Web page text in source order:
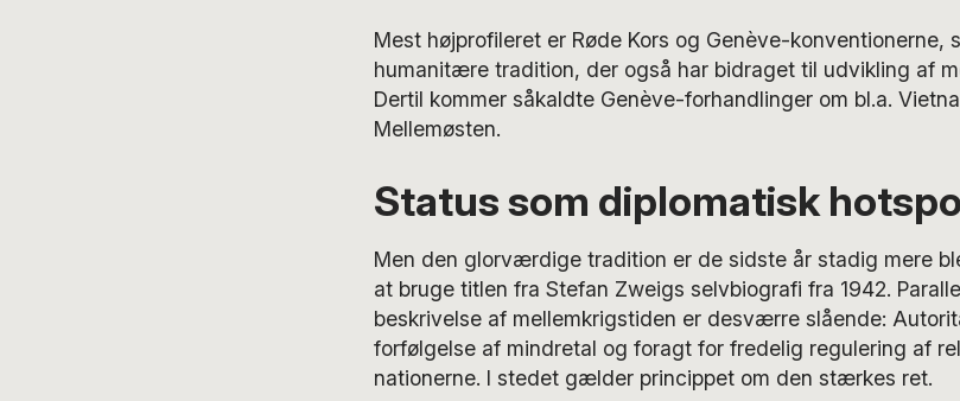
Mest højprofileret er Røde Kors og Genève-konventionerne,
humanitære tradition, der også har bidraget til udvikling af
Dertil kommer såkaldte Genève-forhandlinger om bl.a.
Mellemøsten.
Status som diplomatisk
Men den glorværdige tradition er de sidste år stadig mere
at bruge titlen fra Stefan Zweigs selvbiografi fra 1942.
beskrivelse af mellemkrigstiden er desværre slående:
forfølgelse af mindretal og foragt for fredelig regulering af
nationerne. I stedet gælder princippet om den stærkes ret.